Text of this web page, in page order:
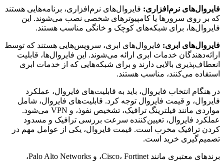
فایروال‌های نرم‌افزاری: فایروال‌های نرم‌افزاری، برنامه‌هایی هستند
که بر روی سرورها یا کامپیوترهای شخصی نصب می‌شوند. این
فایروال‌ها، برای شبکه‌های کوچک و خانگی مناسب هستند.
فایروال‌های ابری: فایروال‌های ابری، سرویس‌هایی هستند که توسط
ارائه‌دهندگان خدمات ابری ارائه می‌شوند. این فایروال‌ها، قابلیت
انعطاف‌پذیری بالایی دارند و برای شبکه‌هایی که از خدمات ابری
استفاده می‌کنند، مناسب هستند.
در هنگام انتخاب فایروال، باید به قابلیت‌های فایروال، عملکرد
فایروال، و قیمت فایروال توجه کرد. قابلیت‌های فایروال، شامل
مواردی مانند فیلترینگ ترافیک، تشخیص نفوذ، و VPN می‌شود.
عملکرد فایروال، تعیین‌کننده سرعت بررسی ترافیک و مسدود
کردن ترافیک مخرب است. قیمت فایروال، یکی از عوامل مهم در
تصمیم‌گیری خرید است.
برندهای معتبری مانند Cisco، Fortinet، و Palo Alto Networks،